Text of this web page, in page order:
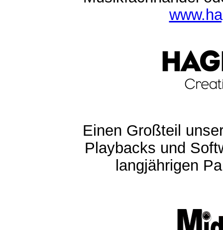
Einen Großteil
Playbacks und
langjährigen